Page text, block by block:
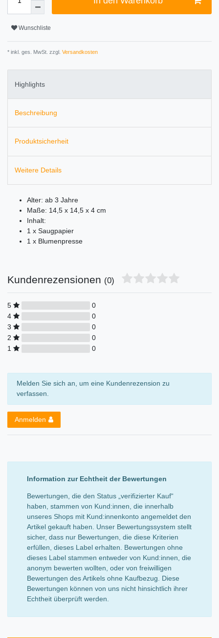
Wunschliste
* inkl. ges. MwSt. zzgl. Versandkosten
Highlights
Beschreibung
Produktsicherheit
Weitere Details
Alter: ab 3 Jahre
Maße: 14,5 x 14,5 x 4 cm
Inhalt:
1 x Saugpapier
1 x Blumenpresse
Kundenrezensionen (0)
5
0
4
0
3
0
2
0
1
0
Melden Sie sich an, um eine Kundenrezension zu
verfassen.
Anmelden
Information zur Echtheit der Bewertungen
Bewertungen, die den Status „verifizierter Kauf“
haben, stammen von Kund:innen, die innerhalb
unseres Shops mit Kund:innenkonto angemeldet den
Artikel gekauft haben. Unser Bewertungssystem stellt
sicher, dass nur Bewertungen, die diese Kriterien
erfüllen, dieses Label erhalten. Bewertungen ohne
dieses Label stammen entweder von Kund:innen, die
anonym bewerten wollten, oder von freiwilligen
Bewertungen des Artikels ohne Kaufbezug. Diese
Bewertungen können von uns nicht hinsichtlich ihrer
Echtheit überprüft werden.